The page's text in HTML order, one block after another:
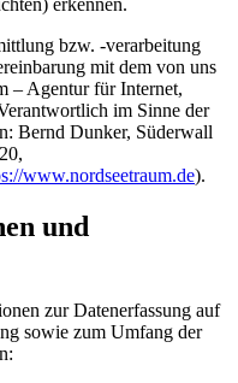
erkennen.
bzw. -verarbeitung
mit dem von uns
– Agentur für Internet,
im Sinne der
Bernd Dunker, Süderwall
www.nordseetraum.de).
und
zur Datenerfassung auf
sowie zum Umfang der